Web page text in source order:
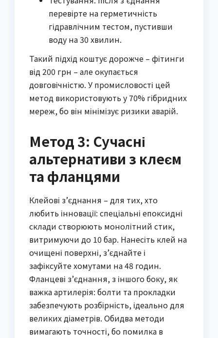
перевірте на герметичність
гідравлічним тестом, пустивши
воду на 30 хвилин.
Такий підхід коштує дорожче – фітинги
від 200 грн – але окупається
довговічністю. У промисловості цей
метод використовують у 70% гібридних
мереж, бо він мінімізує ризики аварій.
Метод 3: Сучасні
альтернативи з клеєм
та фланцями
Клейові з’єднання – для тих, хто
любить інновації: спеціальні епоксидні
склади створюють монолітний стик,
витримуючи до 10 бар. Нанесіть клей на
очищені поверхні, з’єднайте і
зафіксуйте хомутами на 48 годин.
Фланцеві з’єднання, з іншого боку, як
важка артилерія: болти та прокладки
забезпечують розбірність, ідеально для
великих діаметрів. Обидва методи
вимагають точності, бо помилка в